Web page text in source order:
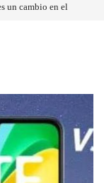
en el
Los